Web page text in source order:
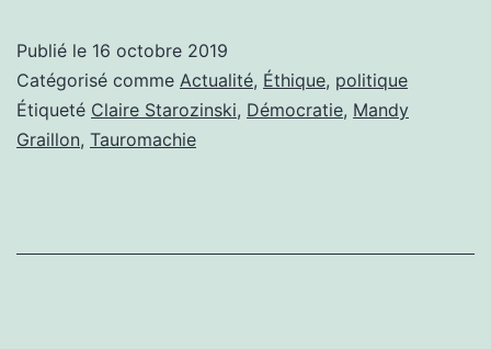
Publié le 16 octobre 2019
Catégorisé comme Actualité, Éthique, politique
Étiqueté Claire Starozinski, Démocratie, Mandy
Graillon, Tauromachie